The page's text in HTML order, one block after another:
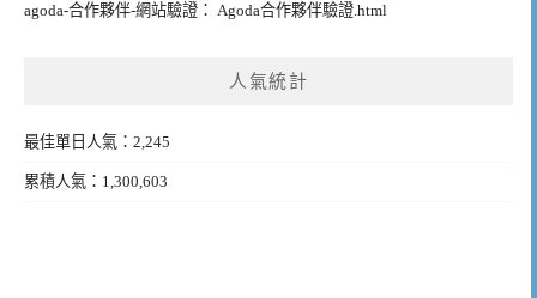
agoda-合作夥伴-網站驗證： Agoda合作夥伴驗證.html
人氣統計
最佳單日人氣：2,245
累積人氣：1,300,603